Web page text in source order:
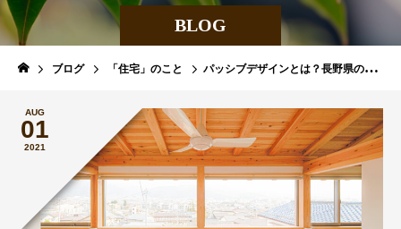
BLOG
ブログ 「住宅」のこと パッシブデザインとは？長野県の気候を活かした設計で快適に暮らそう！
AUG
01
2021